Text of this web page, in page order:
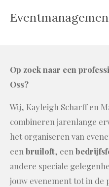
Op zoek naar een
Oss?
Wij, Kayleigh Scharff en
combineren jarenlange
het organiseren van
een bruiloft, een
andere speciale
jouw evenement tot in de